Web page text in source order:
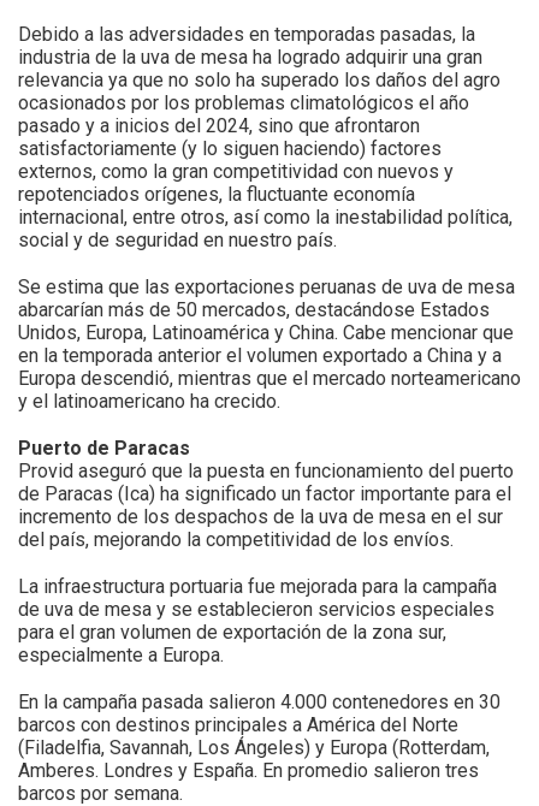
Debido a las adversidades en temporadas pasadas, la
industria de la uva de mesa ha logrado adquirir una gran
relevancia ya que no solo ha superado los daños del agro
ocasionados por los problemas climatológicos el año
pasado y a inicios del 2024, sino que afrontaron
satisfactoriamente (y lo siguen haciendo) factores
externos, como la gran competitividad con nuevos y
repotenciados orígenes, la fluctuante economía
internacional, entre otros, así como la inestabilidad política,
social y de seguridad en nuestro país.
Se estima que las exportaciones peruanas de uva de mesa
abarcarían más de 50 mercados, destacándose Estados
Unidos, Europa, Latinoamérica y China. Cabe mencionar que
en la temporada anterior el volumen exportado a China y a
Europa descendió, mientras que el mercado norteamericano
y el latinoamericano ha crecido.
Puerto de Paracas
Provid aseguró que la puesta en funcionamiento del puerto
de Paracas (Ica) ha significado un factor importante para el
incremento de los despachos de la uva de mesa en el sur
del país, mejorando la competitividad de los envíos.
La infraestructura portuaria fue mejorada para la campaña
de uva de mesa y se establecieron servicios especiales
para el gran volumen de exportación de la zona sur,
especialmente a Europa.
En la campaña pasada salieron 4.000 contenedores en 30
barcos con destinos principales a América del Norte
(Filadelfia, Savannah, Los Ángeles) y Europa (Rotterdam,
Amberes. Londres y España. En promedio salieron tres
barcos por semana.